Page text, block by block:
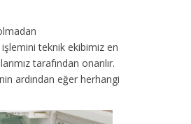
işlemini teknik ekibimiz en
tarafından onarılır.
ardından eğer herhangi